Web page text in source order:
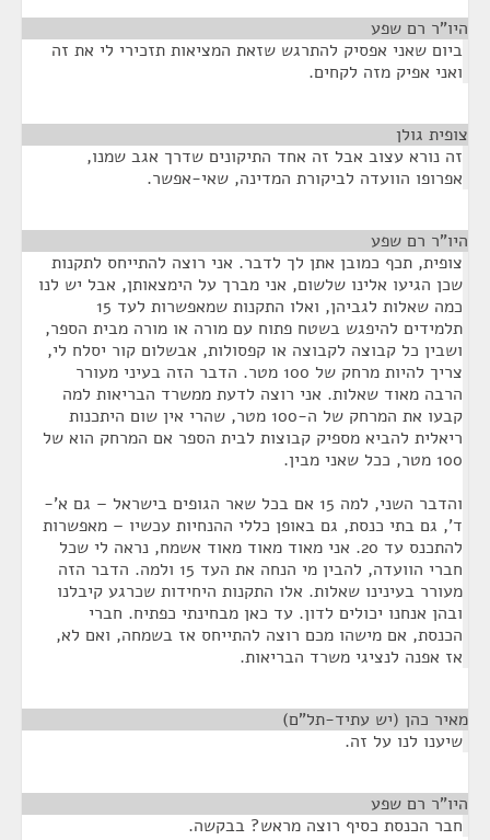
היו"ר רם שפע
ביום שאני אפסיק להתרגש שזאת המציאות תזכירי לי את זה
ואני אפיק מזה לקחים.
צופית גולן
זה נורא עצוב אבל זה אחד התיקונים שדרך אגב שמנו,
אפרופו הוועדה לביקורת המדינה, שאי-אפשר.
היו"ר רם שפע
צופית, תכף כמובן אתן לך לדבר. אני רוצה להתייחס לתקנות
שכן הגיעו אלינו שלשום, אני מברך על הימצאותן, אבל יש לנו
כמה שאלות לגביהן, ואלו התקנות שמאפשרות לעד 15
תלמידים להיפגש בשטח פתוח עם מורה או מורה מבית הספר,
ושבין כל קבוצה לקבוצה או קפסולות, אבשלום קור יסלח לי,
צריך להיות מרחק של 100 מטר. הדבר הזה בעיני מעורר
הרבה מאוד שאלות. אני רוצה לדעת ממשרד הבריאות למה
קבעו את המרחק של ה-100 מטר, שהרי אין שום היתכנות
ריאלית להביא מספיק קבוצות לבית הספר אם המרחק הוא של
100 מטר, ככל שאני מבין.
והדבר השני, למה 15 אם בכל שאר הגופים בישראל – גם א'-
ד', גם בתי כנסת, גם באופן כללי ההנחיות עכשיו – מאפשרות
להתכנס עד 20. אני מאוד מאוד מאוד אשמח, נראה לי שכל
חברי הוועדה, להבין מי הנחה את העד 15 ולמה. הדבר הזה
מעורר בעינינו שאלות. אלו התקנות היחידות שכרגע קיבלנו
ובהן אנחנו יכולים לדון. עד כאן מבחינתי כפתיח. חברי
הכנסת, אם מישהו מכם רוצה להתייחס אז בשמחה, ואם לא,
אז אפנה לנציגי משרד הבריאות.
מאיר כהן (יש עתיד-תל"ם)
שיענו לנו על זה.
היו"ר רם שפע
חבר הכנסת כסיף רוצה מראש? בבקשה.